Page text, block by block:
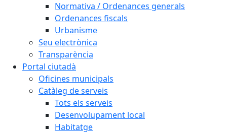
Normativa / Ordenances generals
Ordenances fiscals
Urbanisme
Seu electrònica
Transparència
Portal ciutadà
Oficines municipals
Catàleg de serveis
Tots els serveis
Desenvolupament local
Habitatge